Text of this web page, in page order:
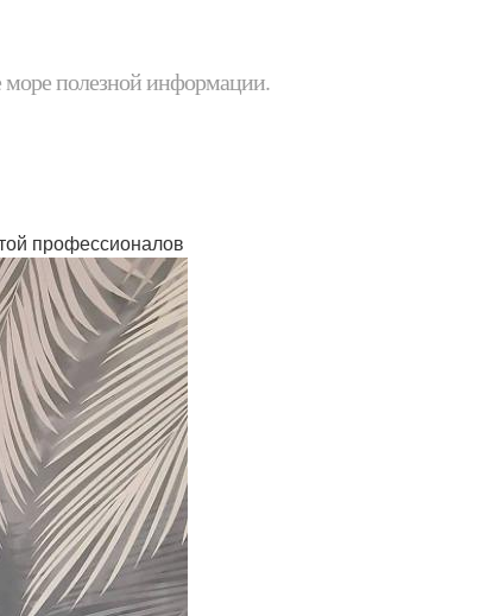
море полезной информации.
профессионалов